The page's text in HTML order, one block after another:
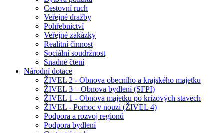
Cestovní ruch
Veřejné dražby
Pohřebnictví
Veřejné zakázky
Realitní činnost
Sociální soudržnost
Snadné čtení
Národní dotace
ŽIVEL 2 - Obnova obecního a krajského majetku
ŽIVEL 3 – Obnova bydlení (SFPI)
ŽIVEL 1 - Obnova majetku po krizových stavech
ŽIVEL - Pomoc v nouzi (ŽIVEL 4)
Podpora a rozvoj regionů
Podpora bydlení